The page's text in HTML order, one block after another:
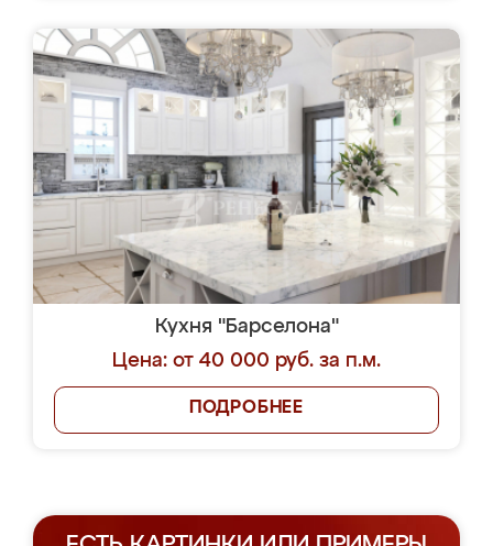
Кухня "Барселона"
Цена: от 40 000 руб. за п.м.
ПОДРОБНЕЕ